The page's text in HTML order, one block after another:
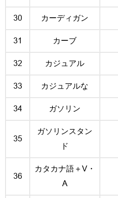
30 カーディガン
31 カーブ
32 カジュアル
33 カジュアルな
34 ガソリン
35
ガソリンスタン
ド
36
カタカナ語＋V・
A